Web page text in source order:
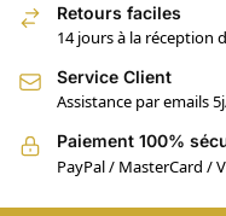
Retours faciles
14 jours à la réception
Service Client
Assistance par emails
Paiement 100%
PayPal / MasterCard /